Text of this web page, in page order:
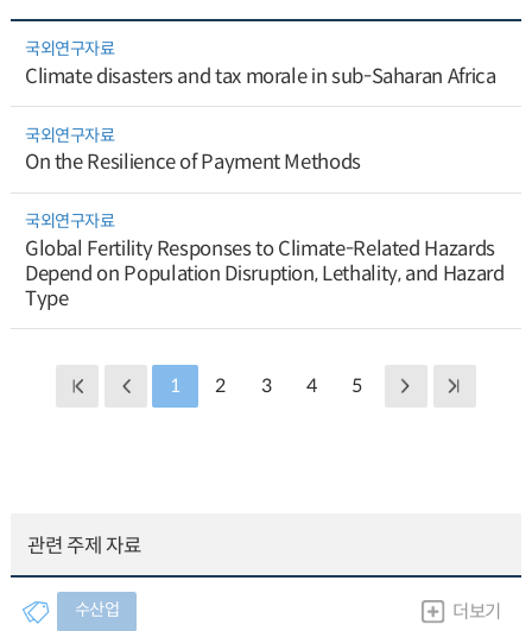
국외연구자료
Climate disasters and tax morale in sub-Saharan Africa
국외연구자료
On the Resilience of Payment Methods
국외연구자료
Global Fertility Responses to Climate-Related Hazards
Depend on Population Disruption, Lethality, and Hazard
Type
1 2 3 4 5
관련 주제 자료
수산업 더보기